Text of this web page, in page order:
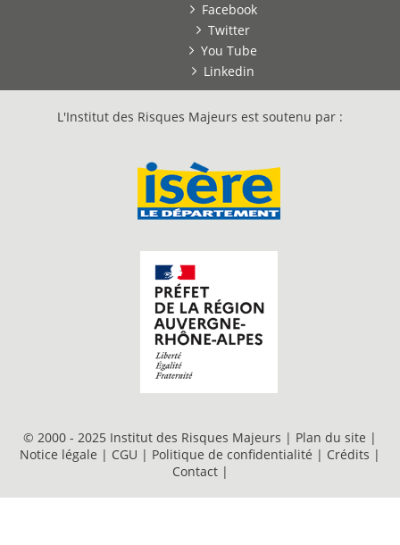
Facebook
Twitter
You Tube
Linkedin
L'Institut des Risques Majeurs est soutenu par :
© 2000 - 2025 Institut des Risques Majeurs | Plan du site |
Notice légale | CGU | Politique de confidentialité | Crédits |
Contact |